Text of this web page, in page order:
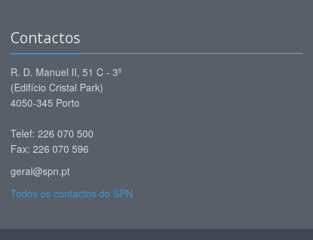
Contactos
R. D. Manuel II, 51 C - 3º
(Edifício Cristal Park)
4050-345 Porto
Telef: 226 070 500
Fax: 226 070 596
geral@spn.pt
Todos os contactos do SPN